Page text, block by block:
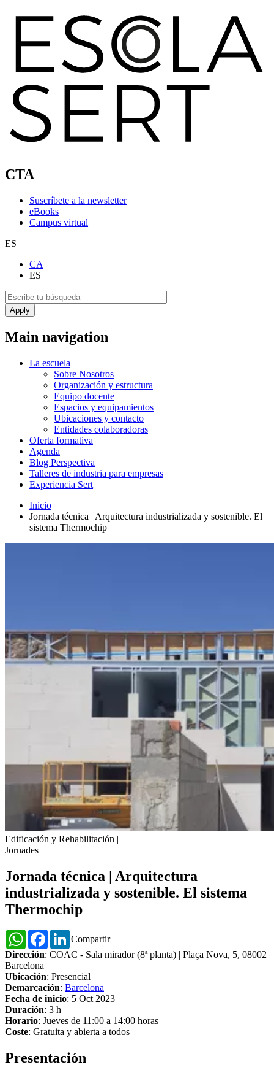
CTA
Suscríbete a la newsletter
eBooks
Campus virtual
ES
CA
ES
Main navigation
La escuela
Sobre Nosotros
Organización y estructura
Equipo docente
Espacios y equipamientos
Ubicaciones y contacto
Entidades colaboradoras
Oferta formativa
Agenda
Blog Perspectiva
Talleres de industria para empresas
Experiencia Sert
Inicio
Jornada técnica | Arquitectura industrializada y sostenible. El
sistema Thermochip
Edificación y Rehabilitación |
Jornades
Jornada técnica | Arquitectura
industrializada y sostenible. El sistema
Thermochip
Compartir
WhatsAppFacebookLinkedIn
Dirección: COAC - Sala mirador (8ª planta) | Plaça Nova, 5, 08002
Barcelona
Ubicación: Presencial
Demarcación: Barcelona
Fecha de inicio: 5 Oct 2023
Duración: 3 h
Horario: Jueves de 11:00 a 14:00 horas
Coste: Gratuita y abierta a todos
Presentación